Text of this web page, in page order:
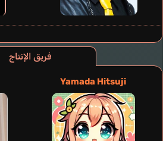
فريق الإنتاج
Yamada Hitsuji
Taichi Kotoe